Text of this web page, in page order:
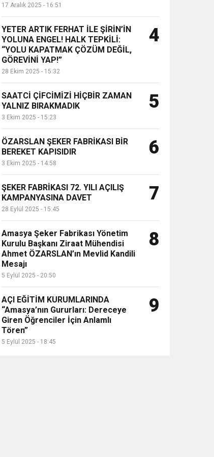
17 Aralık 2025 - 16:51
YETER ARTIK FERHAT İLE ŞİRİN’İN
YOLUNA ENGEL! HALK TEPKİLİ:
“YOLU KAPATMAK ÇÖZÜM DEĞİL,
GÖREVİNİ YAP!”
28 Ekim 2025 - 15:32
4
SAATCİ ÇİFCİMİZİ HİÇBİR ZAMAN
YALNIZ BIRAKMADIK
3 Ekim 2025 - 15:23
5
ÖZARSLAN ŞEKER FABRİKASI BİR
BEREKET KAPISIDIR
3 Ekim 2025 - 14:58
6
ŞEKER FABRİKASI 72. YILI AÇILIŞ
KAMPANYASINA DAVET
28 Eylül 2025 - 15:45
7
Amasya Şeker Fabrikası Yönetim
Kurulu Başkanı Ziraat Mühendisi
Ahmet ÖZARSLAN’ın Mevlid Kandili
Mesajı
5 Eylül 2025 - 20:50
8
AÇI EĞİTİM KURUMLARINDA
“Amasya’nın Gururları: Dereceye
Giren Öğrenciler İçin Anlamlı
Tören”
5 Eylül 2025 - 18:45
9